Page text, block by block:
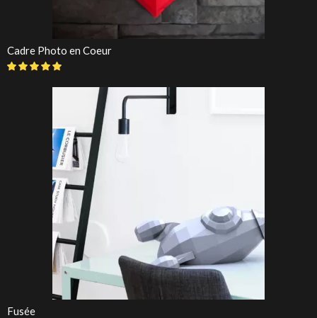
Cadre Photo en Coeur
Fusée